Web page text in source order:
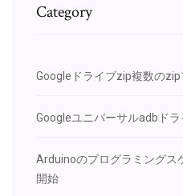
Category
Googleドライブzip複数の
Googleユニバーサルadbド
Arduinoのプログラミングス
開始